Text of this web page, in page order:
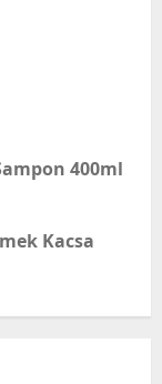
400ml
Kacsa